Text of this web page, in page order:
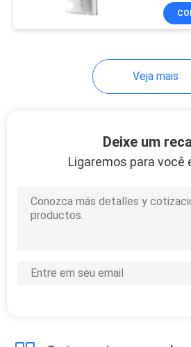
Divisor da
conector
Veja mais
Deixe um
Ligaremos para você